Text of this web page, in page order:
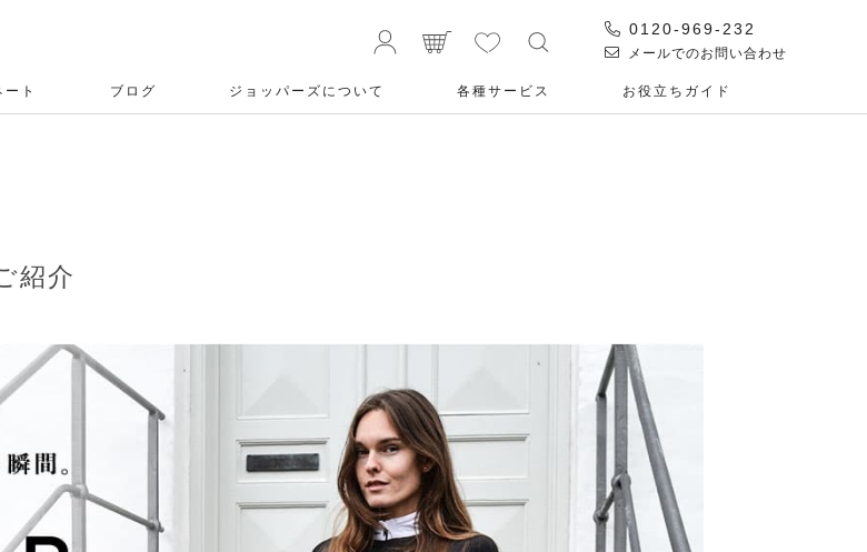
0120-969-232
メールでのお問い合わせ
ト ブログ ジョッパーズについて 各種サービス お役⽴ちガイド
紹介